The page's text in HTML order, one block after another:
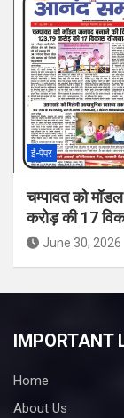
ई-पेपर
चम्पावत को
करोड़ की 17
June 30, 2026
IMPORTANT
Home
About Us